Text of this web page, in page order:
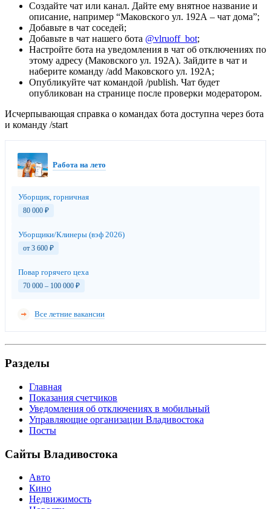
Создайте чат или канал. Дайте ему внятное название и
описание, например “Маковского ул. 192А – чат дома”;
Добавьте в чат соседей;
Добавьте в чат нашего бота @vlruoff_bot;
Настройте бота на уведомления в чат об отключениях по
этому адресу (Маковского ул. 192А). Зайдите в чат и
наберите команду /add Маковского ул. 192А;
Опубликуйте чат командой /publish. Чат будет
опубликован на странице после проверки модератором.
Исчерпывающая справка о командах бота доступна через бота
и команду /start
Работа на лето
Уборщик, горничная
80 000 ₽
Уборщики/Клинеры (вэф 2026)
от 3 600 ₽
Повар горячего цеха
70 000 – 100 000 ₽
Все летние вакансии
Разделы
Главная
Показания счетчиков
Уведомления об отключениях в мобильный
Управляющие организации Владивостока
Посты
Сайты Владивостока
Авто
Кино
Недвижимость